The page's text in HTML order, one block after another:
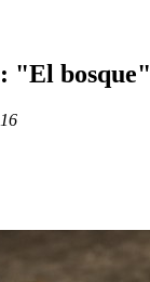
"El bosque"